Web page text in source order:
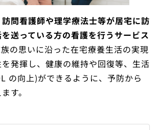
訪問看護師や理学療法士等が居宅に訪
送っている方の看護を行うサービス
の思いに沿った在宅療養生活の実現
発揮し、健康の維持や回復等、生活
の向上)ができるように、予防から
す。